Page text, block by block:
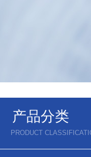
产品分类
PRODUCT